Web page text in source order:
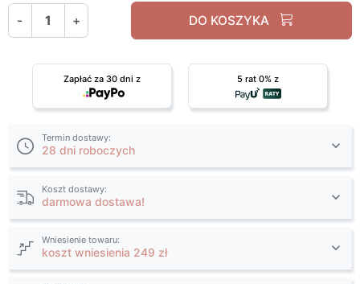
- + DO KOSZYKA
Zapłać za 30 dni z 5 rat 0% z
Termin dostawy:
28 dni roboczych
Koszt dostawy:
darmowa dostawa!
Wniesienie towaru:
koszt wniesienia 249 zł